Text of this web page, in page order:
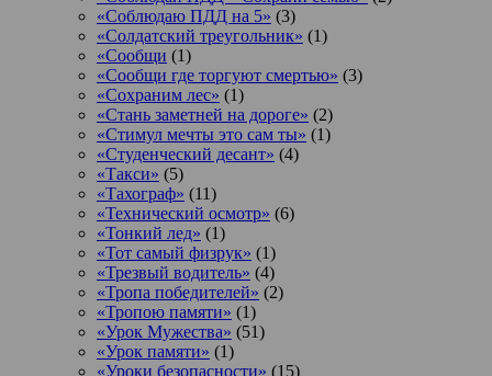
«Соблюдаю ПДД на 5» (3)
«Солдатский треугольник» (1)
«Сообщи (1)
«Сообщи где торгуют смертью» (3)
«Сохраним лес» (1)
«Стань заметней на дороге» (2)
«Стимул мечты это сам ты» (1)
«Студенческий десант» (4)
«Такси» (5)
«Тахограф» (11)
«Технический осмотр» (6)
«Тонкий лед» (1)
«Тот самый физрук» (1)
«Трезвый водитель» (4)
«Тропа победителей» (2)
«Тропою памяти» (1)
«Урок Мужества» (51)
«Урок памяти» (1)
«Уроки безопасности» (15)